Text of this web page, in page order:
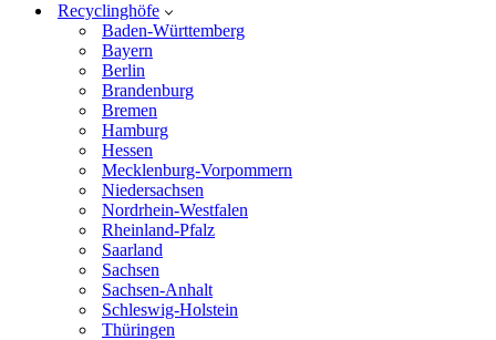
Recyclinghöfe
Baden-Württemberg
Bayern
Berlin
Brandenburg
Bremen
Hamburg
Hessen
Mecklenburg-Vorpommern
Niedersachsen
Nordrhein-Westfalen
Rheinland-Pfalz
Saarland
Sachsen
Sachsen-Anhalt
Schleswig-Holstein
Thüringen